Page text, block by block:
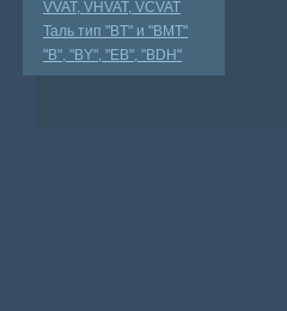
VVAT, VHVAT, VCVAT
Таль тип "BT" и "BMT"
"В", "BY", "EВ", "BDH"